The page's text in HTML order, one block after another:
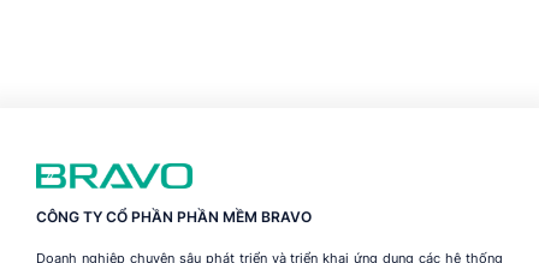
CÔNG TY CỔ PHẦN PHẦN MỀM BRAVO
Doanh nghiệp chuyên sâu phát triển và triển khai ứng dụng các hệ thống